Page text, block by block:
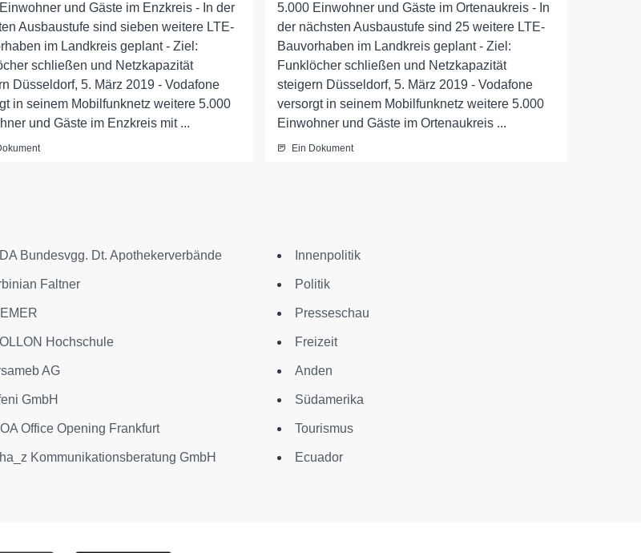
und Gäste im Enzkreis - In der
Ausbaustufe sind sieben weitere LTE-
im Landkreis geplant - Ziel:
schließen und Netzkapazität
Düsseldorf, 5. März 2019 - Vodafone
in seinem Mobilfunknetz weitere 5.000
und Gäste im Enzkreis mit ...
5.000 Einwohner und Gäste im Ortenaukreis - In
der nächsten Ausbaustufe sind 25 weitere LTE-
Bauvorhaben im Landkreis geplant - Ziel:
Funklöcher schließen und Netzkapazität
steigern Düsseldorf, 5. März 2019 - Vodafone
versorgt in seinem Mobilfunknetz weitere 5.000
Einwohner und Gäste im Ortenaukreis ...
Ein Dokument
Bundesvgg. Dt. Apothekerverbände
Faltner
Hochschule
AG
GmbH
Office Opening Frankfurt
Kommunikationsberatung GmbH
Innenpolitik
Politik
Presseschau
Freizeit
Anden
Südamerika
Tourismus
Ecuador